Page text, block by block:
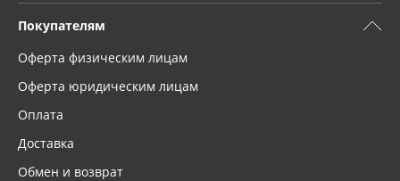
Покупателям
Оферта физическим лицам
Оферта юридическим лицам
Оплата
Доставка
Обмен и возврат